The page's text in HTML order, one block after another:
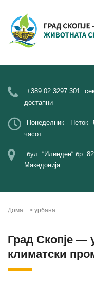
+389 02 3297 301
достапни
Понеделник - Петок
часот
бул. “Илинден“ бр. 82
Македонија
Дома > урбана
Град Скопје —
климатски